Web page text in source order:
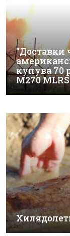
"Доставки
купува 70
M270